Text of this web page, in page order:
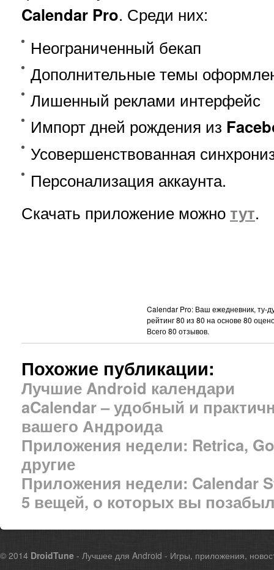
Calendar Pro. Среди них:
Неограниченный бекап
Дополнительные темы
Лишенный реклами интерфейс
Импорт дней рождения из
Усовершенствованная
Персонализация аккаунта.
Скачать приложение можнотут.
Calendar Pro: Ваш ежедневник, ту-
рейтинг80 из 80 на основе 80
Всего80 отзывов.
Похожие публикации:
Лучшие Android календари
aCalendar – удобный и
вашего Андроида
Приложения недели: Retrica,
другие
Приложения недели: Calendar
5 вещей, о которых вы
© 2014 DroidTune - Лучшее для Android - Игры, приложения,